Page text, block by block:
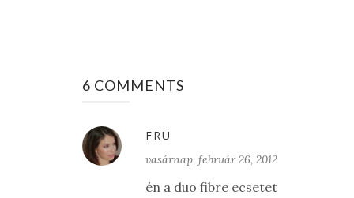
6 COMMENTS
FRU
vasárnap, február 26, 2012
én a duo fibre ecsetet